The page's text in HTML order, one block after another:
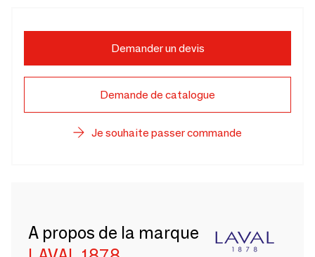
Demander un devis
Demande de catalogue
Je souhaite passer commande
A propos de la marque